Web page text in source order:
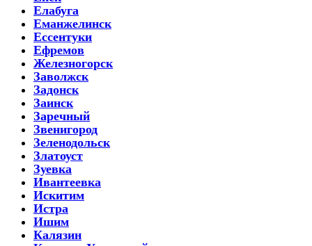
Елабуга
Еманжелинск
Ессентуки
Ефремов
Железногорск
Заволжск
Задонск
Заинск
Заречный
Звенигород
Зеленодольск
Златоуст
Зуевка
Ивантеевка
Искитим
Истра
Ишим
Калязин